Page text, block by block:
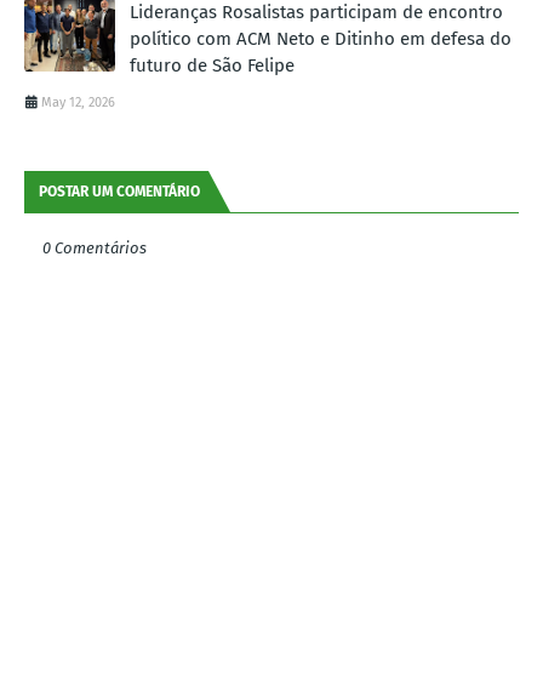
Lideranças Rosalistas participam de encontro
político com ACM Neto e Ditinho em defesa do
futuro de São Felipe
May 12, 2026
POSTAR UM COMENTÁRIO
0 Comentários